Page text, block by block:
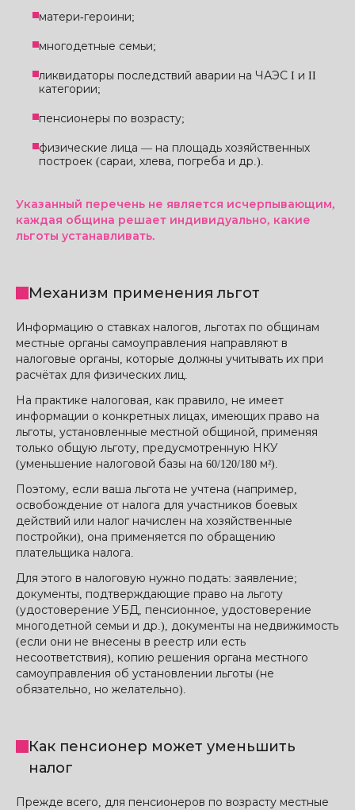
матери-героини;
многодетные семьи;
ликвидаторы последствий аварии на ЧАЭС I и II
категории;
пенсионеры по возрасту;
физические лица — на площадь хозяйственных
построек (сараи, хлева, погреба и др.).
Указанный перечень не является исчерпывающим,
каждая община решает индивидуально, какие
льготы устанавливать.
Механизм применения льгот
Информацию о ставках налогов, льготах по общинам
местные органы самоуправления направляют в
налоговые органы, которые должны учитывать их при
расчётах для физических лиц.
На практике налоговая, как правило, не имеет
информации о конкретных лицах, имеющих право на
льготы, установленные местной общиной, применяя
только общую льготу, предусмотренную НКУ
(уменьшение налоговой базы на 60/120/180 м²).
Поэтому, если ваша льгота не учтена (например,
освобождение от налога для участников боевых
действий или налог начислен на хозяйственные
постройки), она применяется по обращению
плательщика налога.
Для этого в налоговую нужно подать: заявление;
документы, подтверждающие право на льготу
(удостоверение УБД, пенсионное, удостоверение
многодетной семьи и др.), документы на недвижимость
(если они не внесены в реестр или есть
несоответствия), копию решения органа местного
самоуправления об установлении льготы (не
обязательно, но желательно).
Как пенсионер может уменьшить
налог
Прежде всего, для пенсионеров по возрасту местные